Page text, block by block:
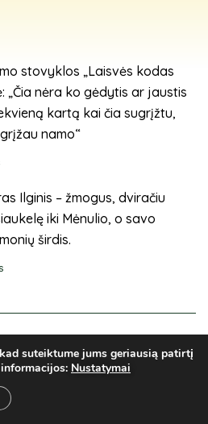
stovyklos „Laisvės kodas
„Čia nėra ko gėdytis ar jaustis
kartą kai čia sugrįžtu,
namo“
Ilginis – žmogus, dviračiu
iki Mėnulio, o savo
širdis.
teisės saugomos. Svetainė
ARCA4.lt
taisyklės
suteiktume jums geriausią patirtį
Nustatymai